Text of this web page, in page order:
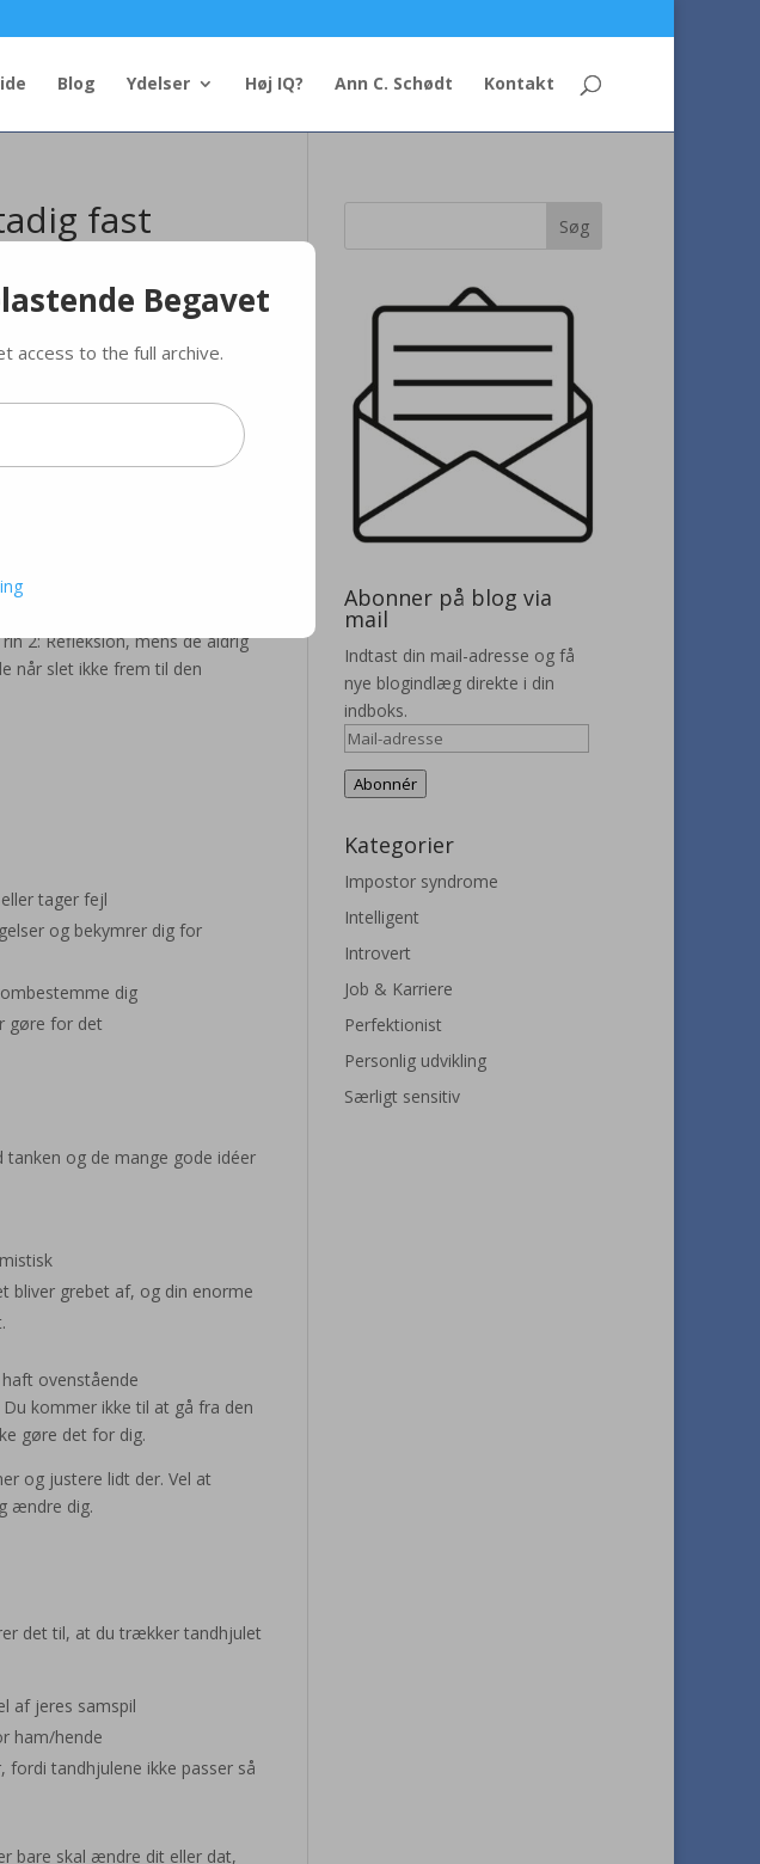
Blog Ydelser Høj IQ? Ann C. Schødt Kontakt
fast
og/eller privat:
– og ofte med væsentligt
i det uendelige over alt muligt.
2: Refleksion, mens de aldrig
når slet ikke frem til den
tager fejl
og bekymrer dig for
dig
gøre for det
tanken og de mange gode idéer
bliver grebet af, og din enorme
ovenstående
kommer ikke til at gå fra den
gøre det for dig.
og justere lidt der. Vel at
ændre dig.
det til, at du trækker tandhjulet
af jeres samspil
ham/hende
tandhjulene ikke passer så
bare skal ændre dit eller dat,
Abonner på blog via
mail
Indtast din mail-adresse og få
nye blogindlæg direkte i din
indboks.
Mail-
Abonnér
Kategorier
Impostor syndrome
Intelligent
Introvert
Job & Karriere
Perfektionist
Personlig udvikling
Særligt sensitiv
Begavet
access to the full archive.